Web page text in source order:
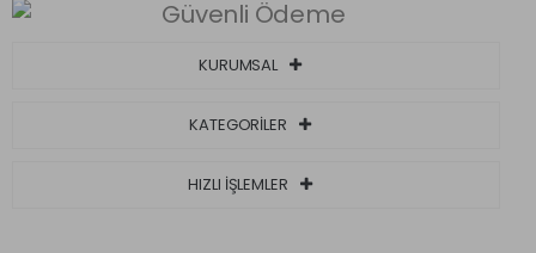
KURUMSAL
KATEGORİLER
HIZLI İŞLEMLER